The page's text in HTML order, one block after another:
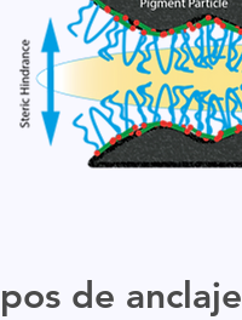
de anclaje